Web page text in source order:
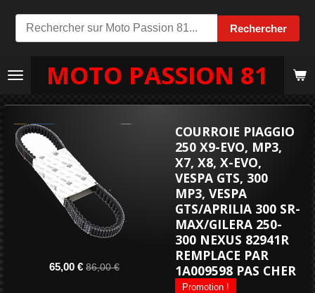
Rechercher
Passer
au
principal
MOTO PASSION 81
COURROIE PIAGGIO
250 X9-EVO, MP3,
X7, X8, X-EVO,
VESPA GTS, 300
MP3, VESPA
GTS/APRILIA 300 SR-
MAX/GILERA 250-
300 NEXUS 82941R
REMPLACE PAR
1A009598 PAS CHER
Promotion !
65,00 € 86,00 €